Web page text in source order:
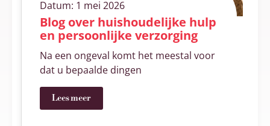
Datum: 1 mei 2026
Blog over huishoudelijke hulp
en persoonlijke verzorging
Na een ongeval komt het meestal voor
dat u bepaalde dingen
Lees meer